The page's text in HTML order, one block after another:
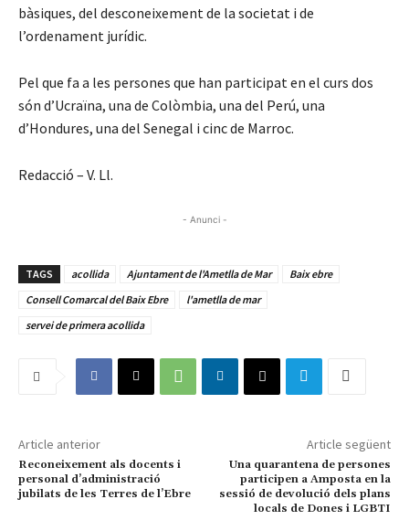
bàsiques, del desconeixement de la societat i de
l’ordenament jurídic.
Pel que fa a les persones que han participat en el curs dos
són d’Ucraïna, una de Colòmbia, una del Perú, una
d’Hondures, una del Senegal i cinc de Marroc.
Redacció – V. Ll.
- Anunci -
TAGS acollida Ajuntament de l'Ametlla de Mar
Baix ebre
Consell Comarcal del Baix Ebre
l'ametlla de mar
servei de primera acollida
Article anterior
Reconeixement als docents i
personal d’administració
jubilats de les Terres de l’Ebre
Article següent
Una quarantena de persones
participen a Amposta en la
sessió de devolució dels plans
locals de Dones i LGBTI